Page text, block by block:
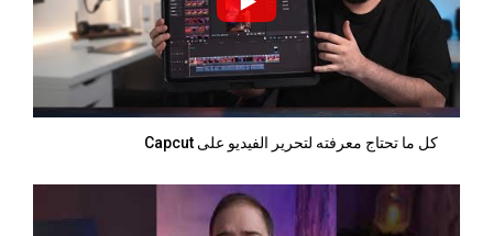
كل ما تحتاج معرفته لتحرير الفيديو على Capcut